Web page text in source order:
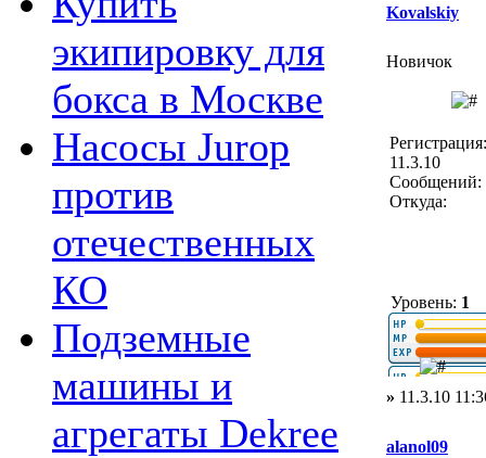
экипировку для
бокса в Москве
Насосы Jurop
против
отечественных
КО
Подземные
машины и
агрегаты Dekree
Kovalskiy
Новичок
Регистрация:
11.3.10
Сообщений:
Откуда:
Уровень: 1
» 11.3.10
alanol09